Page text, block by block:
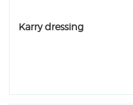
Karry dressing